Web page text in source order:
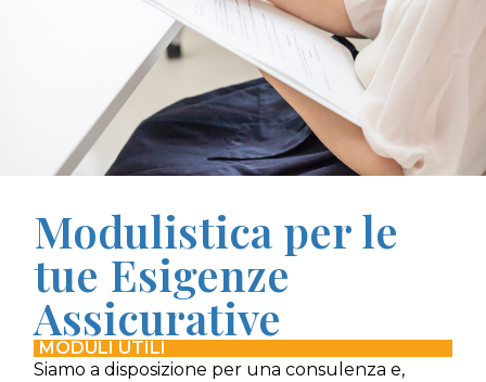
Modulistica per le
tue Esigenze
Assicurative
MODULI UTILI
Siamo a disposizione per una consulenza e,